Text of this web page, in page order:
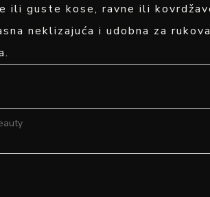
ili guste kose, ravne ili
neklizajuća i udobna za